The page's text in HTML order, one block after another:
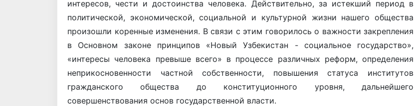
интересов, чести и достоинства человека. Действительно, за истекший период в
политической, экономической, социальной и культурной жизни нашего общества
произошли коренные изменения. В связи с этим говорилось о важности закрепления
в Основном законе принципов «Новый Узбекистан - социальное государство»,
«интересы человека превыше всего» в процессе различных реформ, определения
неприкосновенности частной собственности, повышения статуса институтов
гражданского общества до конституционного уровня, дальнейшего
совершенствования основ государственной власти.